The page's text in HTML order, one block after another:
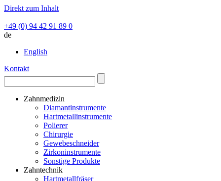
Direkt zum Inhalt
+49 (0) 94 42 91 89 0
de
English
Kontakt
Zahnmedizin
Diamantinstrumente
Hartmetallinstrumente
Polierer
Chirurgie
Gewebeschneider
Zirkoninstrumente
Sonstige Produkte
Zahntechnik
Hartmetallfräser